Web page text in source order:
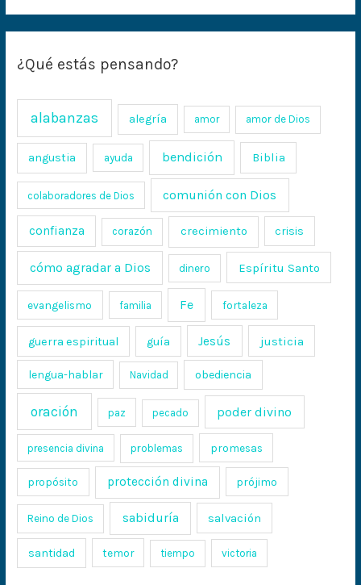
¿Qué estás pensando?
alabanzas alegría amor amor de Dios
angustia ayuda bendición Biblia
colaboradores de Dios comunión con Dios
confianza corazón crecimiento crisis
cómo agradar a Dios dinero Espíritu Santo
evangelismo familia Fe fortaleza
guerra espiritual guía Jesús justicia
lengua-hablar Navidad obediencia
oración paz pecado poder divino
presencia divina problemas promesas
propósito protección divina prójimo
Reino de Dios sabiduría salvación
santidad temor tiempo victoria